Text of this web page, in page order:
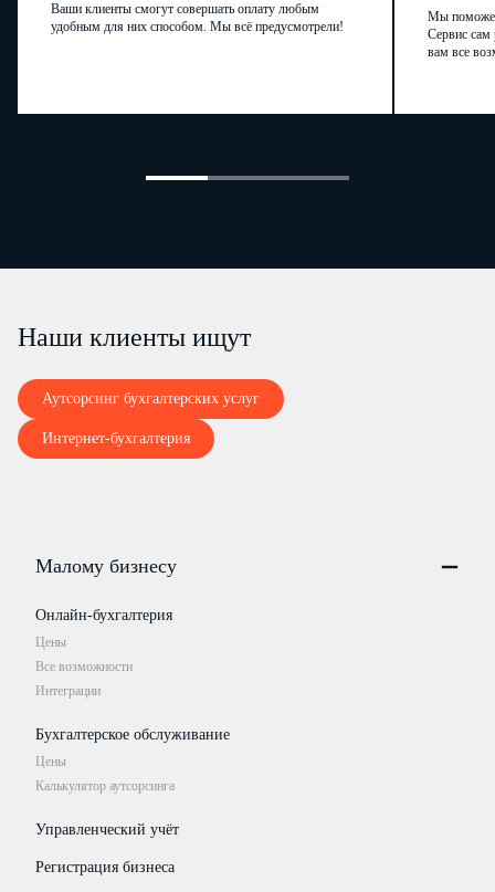
Ваши клиенты смогут совершать оплату любым
удобным для них способом. Мы всё предусмотрели!
Мы
Сервис сам
вам все
Наши клиенты ищут
Аутсорсинг бухгалтерских услуг
Интернет-бухгалтерия
Малому бизнесу
Онлайн-бухгалтерия
Цены
Все возможности
Интеграции
Бухгалтерское обслуживание
Цены
Калькулятор аутсорсинга
Управленческий учёт
Регистрация бизнеса